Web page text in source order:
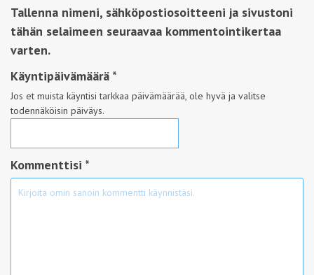
Tallenna nimeni, sähköpostiosoitteeni ja sivustoni
tähän selaimeen seuraavaa kommentointikertaa
varten.
Käyntipäivämäärä *
Jos et muista käyntisi tarkkaa päivämäärää, ole hyvä ja valitse
todennäköisin päiväys.
Kommenttisi *